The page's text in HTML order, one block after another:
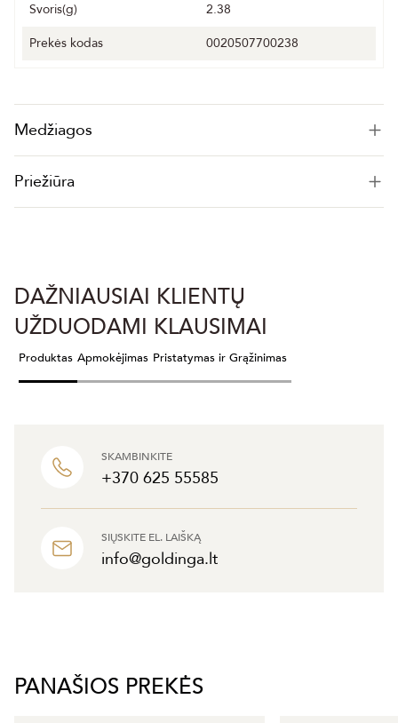
Svoris(g)
2.38
Prekės kodas
0020507700238
Medžiagos
Priežiūra
SKAMBINKITE
+370 625 55585
SIŲSKITE EL. LAIŠKĄ
info@goldinga.lt
DAŽNIAUSIAI KLIENTŲ
UŽDUODAMI KLAUSIMAI
Produktas Apmokėjimas Pristatymas ir Grąžinimas
PANAŠIOS PREKĖS